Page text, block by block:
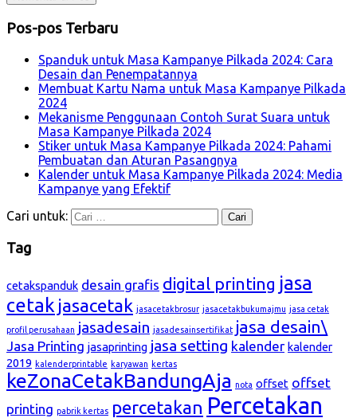
Pos-pos Terbaru
Spanduk untuk Masa Kampanye Pilkada 2024: Cara
Desain dan Penempatannya
Membuat Kartu Nama untuk Masa Kampanye Pilkada
2024
Mekanisme Penggunaan Contoh Surat Suara untuk
Masa Kampanye Pilkada 2024
Stiker untuk Masa Kampanye Pilkada 2024: Pahami
Pembuatan dan Aturan Pasangnya
Kalender untuk Masa Kampanye Pilkada 2024: Media
Kampanye yang Efektif
Cari untuk:
Tag
cetakspanduk desain grafis digital printing jasa
cetak jasacetak jasacetakbrosur jasacetakbukumajmu jasa cetak
profil perusahaan jasadesain jasadesainsertifikat jasa desain\
Jasa Printing jasaprinting jasa setting kalender kalender
2019 kalenderprintable karyawan kertas
keZonaCetakBandungAja nota offset offset
printing pabrik kertas percetakan Percetakan